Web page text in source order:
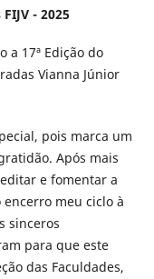
- 2025
a 17ª Edição do
Vianna Júnior
pois marca um
Após mais
e fomentar a
encerro meu ciclo à
sinceros
para que este
das Faculdades,